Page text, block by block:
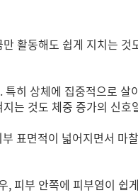
활동해도 쉽게 지치는 것
히 상체에 집중적으로 살
는 것도 체중 증가의 신호
표면적이 넓어지면서 마
피부 안쪽에 피부염이 쉽